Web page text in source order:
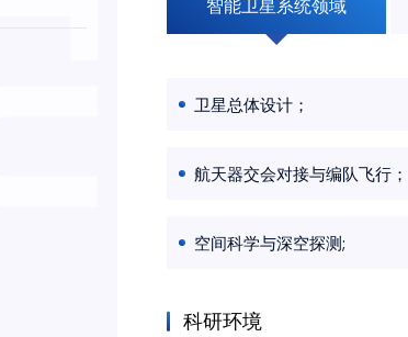
智能卫星系统领域
卫星总体设计；
航天器交会对接与编队飞行；
空间科学与深空探测;
科研环境